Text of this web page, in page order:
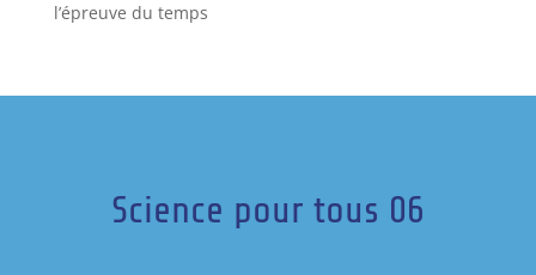
l’épreuve du temps
Science pour tous 06